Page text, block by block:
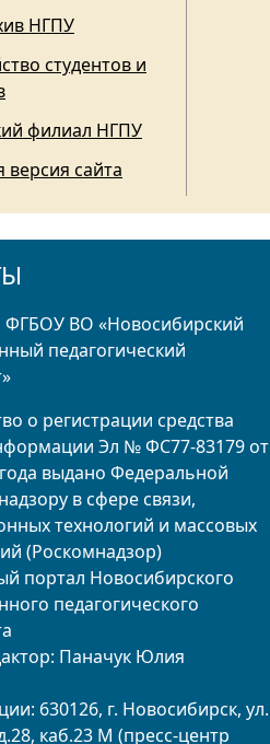
НГПУ
студентов и
филиал НГПУ
сайта
ФГБОУ ВО «Новосибирский
педагогический
о регистрации средства
Эл № ФС77-83179 от
выдано Федеральной
в сфере связи,
технологий и массовых
(Роскомнадзор)
портал Новосибирского
педагогического
Паначук Юлия
630126, г. Новосибирск, ул.
каб.23 М (пресс-центр